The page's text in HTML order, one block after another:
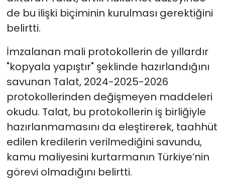
de bu ilişki biçiminin kurulması gerektiğini
belirtti.
İmzalanan mali protokollerin de yıllardır
"kopyala yapıştır" şeklinde hazırlandığını
savunan Talat, 2024-2025-2026
protokollerinden değişmeyen maddeleri
okudu. Talat, bu protokollerin iş birliğiyle
hazırlanmamasını da eleştirerek, taahhüt
edilen kredilerin verilmediğini savundu,
kamu maliyesini kurtarmanın Türkiye’nin
görevi olmadığını belirtti.